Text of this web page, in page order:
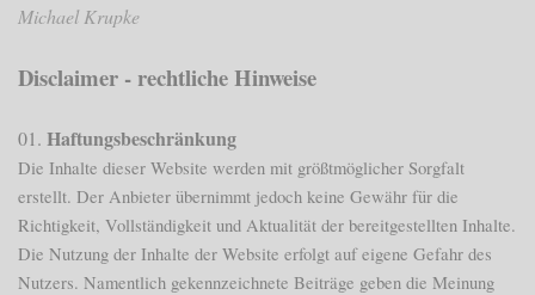
Michael Krupke
Disclaimer - rechtliche Hinweise
01. Haftungsbeschränkung
Die Inhalte dieser Website werden mit größtmöglicher Sorgfalt
erstellt. Der Anbieter übernimmt jedoch keine Gewähr für die
Richtigkeit, Vollständigkeit und Aktualität der bereitgestellten Inhalte.
Die Nutzung der Inhalte der Website erfolgt auf eigene Gefahr des
Nutzers. Namentlich gekennzeichnete Beiträge geben die Meinung